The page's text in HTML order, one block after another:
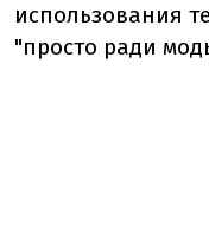
использования
"просто ради